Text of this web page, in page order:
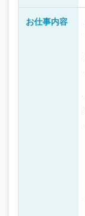
お仕事内容